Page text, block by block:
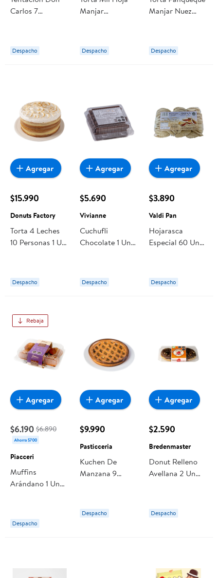
Carlos 7
Despacho
Manjar
Despacho
Manjar Nuez
Tavelli
Despacho
$15.990
Donuts Factory
Torta 4 Leches
10 Personas 1 Un
Despacho
Agregar
$5.690
Vivianne
Cuchufli
Chocolate 1 Un
Despacho
Agregar
$3.890
Valdi Pan
Hojarasca
Especial 60 Un
Despacho
Agregar
Rebaja
$6.190 $6.890
Ahorra $700
Piacceri
Muffins
Arándano 1 Un
Despacho
Agregar
$9.990
Pasticceria
Kuchen De
Manzana 9
Despacho
Agregar
$2.590
Bredenmaster
Donut Relleno
Avellana 2 Un
Despacho
Agregar